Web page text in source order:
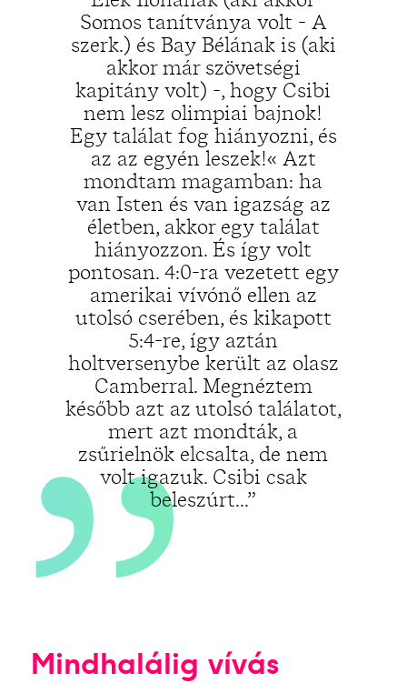
Somos tanítványa volt - A
szerk.) és Bay Bélának is (aki
akkor már szövetségi
kapitány volt) -, hogy Csibi
nem lesz olimpiai bajnok!
Egy találat fog hiányozni, és
az az egyén leszek!« Azt
mondtam magamban: ha
van Isten és van igazság az
életben, akkor egy találat
hiányozzon. És így volt
pontosan. 4:0-ra vezetett egy
amerikai vívónő ellen az
utolsó cserében, és kikapott
5:4-re, így aztán
holtversenybe került az olasz
Camberral. Megnéztem
később azt az utolsó találatot,
mert azt mondták, a
zsűrielnök elcsalta, de nem
volt igazuk. Csibi csak
beleszúrt...”
„
Mindhalálig vívás